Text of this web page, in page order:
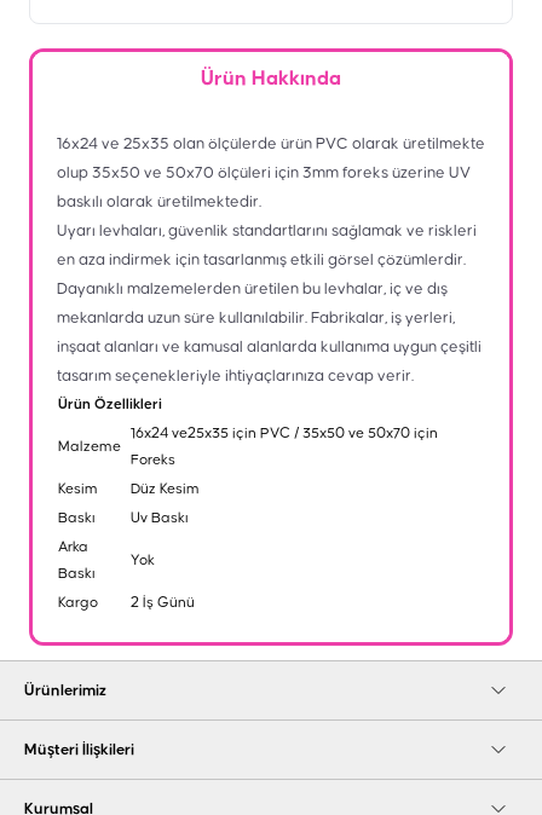
Ürün Hakkında
16x24 ve 25x35 olan ölçülerde ürün PVC olarak üretilmekte
olup 35x50 ve 50x70 ölçüleri için 3mm foreks üzerine UV
baskılı olarak üretilmektedir.
Uyarı levhaları, güvenlik standartlarını sağlamak ve riskleri
en aza indirmek için tasarlanmış etkili görsel çözümlerdir.
Dayanıklı malzemelerden üretilen bu levhalar, iç ve dış
mekanlarda uzun süre kullanılabilir. Fabrikalar, iş yerleri,
inşaat alanları ve kamusal alanlarda kullanıma uygun çeşitli
tasarım seçenekleriyle ihtiyaçlarınıza cevap verir.
Ürün Özellikleri
Malzeme
16x24 ve25x35 için PVC / 35x50 ve 50x70 için
Foreks
Kesim
Düz Kesim
Baskı
Uv Baskı
Arka
Baskı
Yok
Kargo 2 İş Günü
Ürünlerimiz
Müşteri İlişkileri
Kurumsal